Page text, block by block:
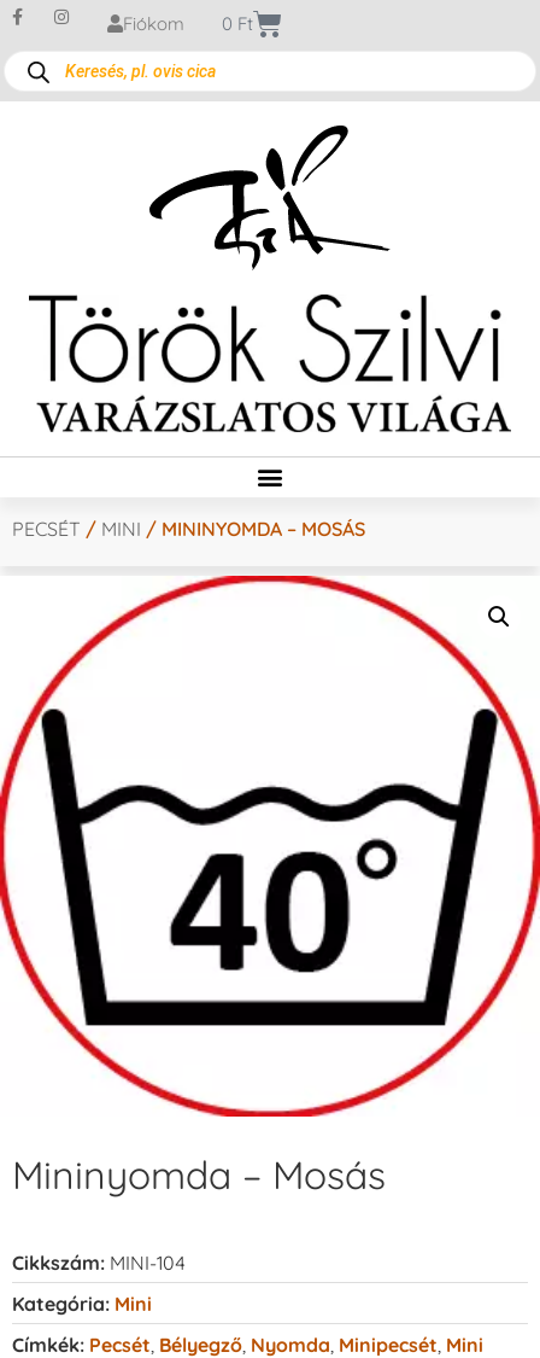
Fiókom 0 Ft
PECSÉT / MINI / MININYOMDA – MOSÁS
Mininyomda – Mosás
Cikkszám: MINI-104
Kategória: Mini
Címkék: Pecsét Bélyegző Nyomda Minipecsét Mini